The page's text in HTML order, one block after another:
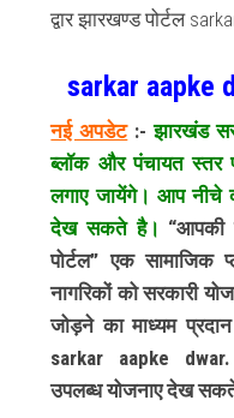
द्वार झारखण्ड पोर्टल
sarkar aapke
नई अपडेट:-झारखंड
ब्लॉक और पंचायत स्तर
लगाए जायेंगे। आप नीचे
देख सकते है। “आपकी
पोर्टल” एक सामाजिक
नागरिकों को सरकारी
जोड़ने का माध्यम
sarkar aapke
उपलब्ध योजनाए देख